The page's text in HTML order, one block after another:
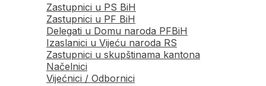
Zastupnici u PS BiH
Zastupnici u PF BiH
Delegati u Domu naroda PFBiH
Izaslanici u Vijeću naroda RS
Zastupnici u skupštinama kantona
Načelnici
Vijećnici / Odbornici